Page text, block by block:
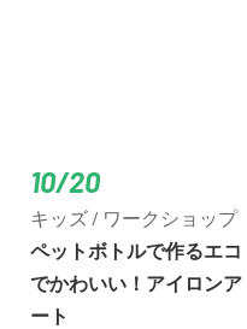
10/20
キッズ / ワークショップ
ペットボトルで作るエコ
でかわいい！アイロンア
ート